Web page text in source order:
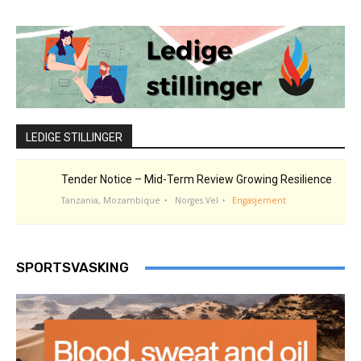
LEDIGE STILLINGER
Tender Notice – Mid-Term Review Growing Resilience
Tanzania, Mozambique Norges Vel Engasjement
SPORTSVASKING